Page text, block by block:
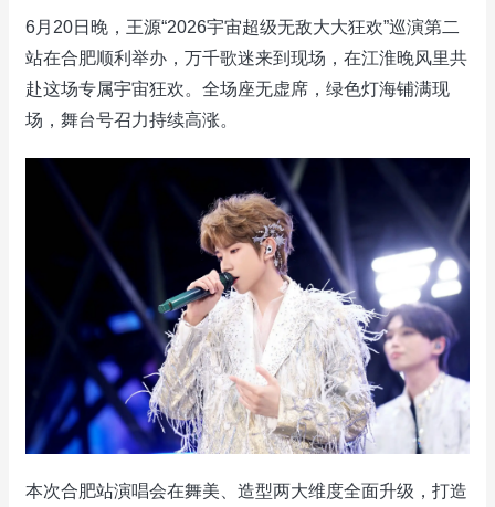
6月20日晚，王源“2026宇宙超级无敌大大狂欢”巡演第二
站在合肥顺利举办，万千歌迷来到现场，在江淮晚风里共
赴这场专属宇宙狂欢。全场座无虚席，绿色灯海铺满现
场，舞台号召力持续高涨。
本次合肥站演唱会在舞美、造型两大维度全面升级，打造